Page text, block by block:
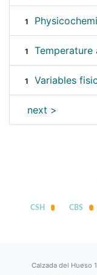
1
1
1 Variables
next >
CSH CBS
Calzada del Hueso